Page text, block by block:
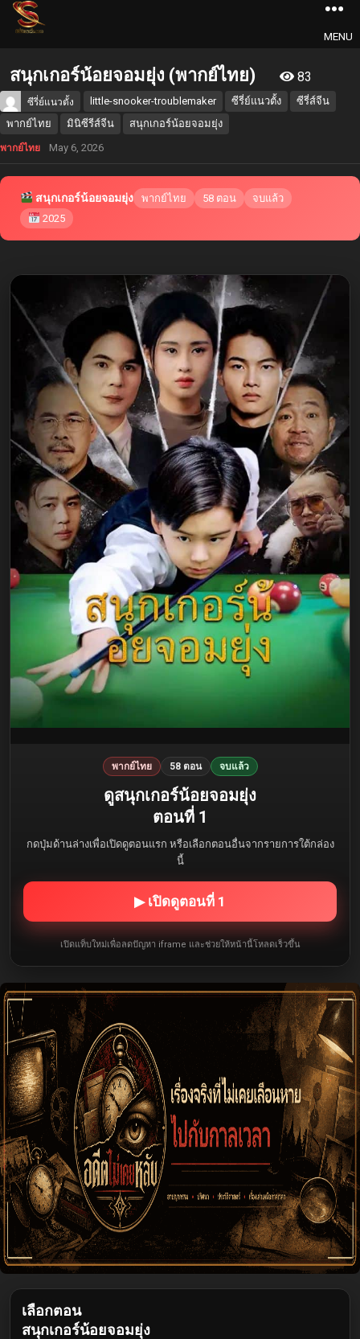
MENU
สนุกเกอร์น้อยจอมยุ่ง (พากย์ไทย) 83
ซีรี่ย์แนวตั้ง little-snooker-troublemaker ซีรี่ย์แนวตั้ง
ซีรี่ส์จีน
พากย์ไทย
มินิซีรีส์จีน สนุกเกอร์น้อยจอมยุ่ง
พากย์ไทย May 6, 2026
สนุกเกอร์น้อยจอมยุ่ง พากย์ไทย 58 ตอน
จบแล้ว
2025
พากย์ไทย 58 ตอน จบแล้ว
ดูสนุกเกอร์น้อยจอมยุ่ง
ตอนที่ 1
กดปุ่มด้านล่างเพื่อเปิดดูตอนแรก หรือเลือกตอนอื่นจากรายการใต้กล่อง
นี้
▶ เปิดดูตอนที่ 1
เปิดแท็บใหม่เพื่อลดปัญหา iframe และช่วยให้หน้านี้โหลดเร็วขึ้น
เลือกตอน
สนุกเกอร์น้อยจอมยุ่ง